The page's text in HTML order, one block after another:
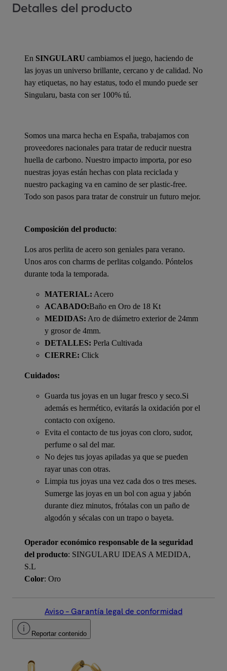
Detalles del producto
En SINGULARU cambiamos el juego, haciendo de
las joyas un universo brillante, cercano y de calidad. No
hay etiquetas, no hay estatus, todo el mundo puede ser
Singularu, basta con ser 100% tú.
Somos una marca hecha en España, trabajamos con
proveedores nacionales para tratar de reducir nuestra
huella de carbono. Nuestro impacto importa, por eso
nuestras joyas están hechas con plata reciclada y
nuestro packaging va en camino de ser plastic-free.
Todo son pasos para tratar de construir un futuro mejor.
Composición del producto:
Los aros perlita de acero son geniales para verano.
Unos aros con charms de perlitas colgando. Póntelos
durante toda la temporada.
MATERIAL: Acero
ACABADO:Baño en Oro de 18 Kt
MEDIDAS: Aro de diámetro exterior de 24mm
y grosor de 4mm.
DETALLES: Perla Cultivada
CIERRE: Click
Cuidados:
Guarda tus joyas en un lugar fresco y seco.Si
además es hermético, evitarás la oxidación por el
contacto con oxígeno.
Evita el contacto de tus joyas con cloro, sudor,
perfume o sal del mar.
No dejes tus joyas apiladas ya que se pueden
rayar unas con otras.
Limpia tus joyas una vez cada dos o tres meses.
Sumerge las joyas en un bol con agua y jabón
durante diez minutos, frótalas con un paño de
algodón y sécalas con un trapo o bayeta.
Operador económico responsable de la seguridad
del producto: SINGULARU IDEAS A MEDIDA,
S.L
Color: Oro
Aviso – Garantía legal de conformidad
Reportar contenido